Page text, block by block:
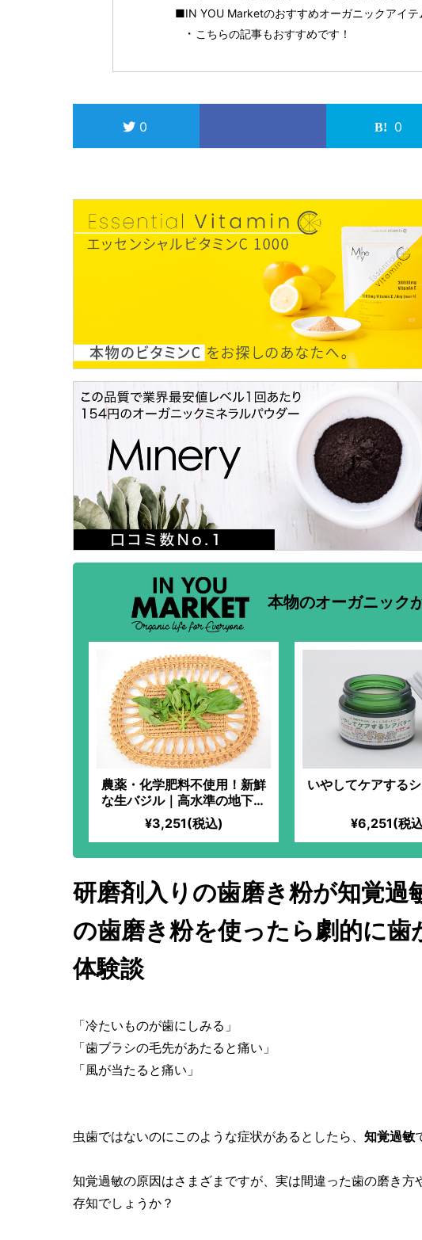
■IN YOU Marketのおすすめオーガニックアイテ
こちらの記事もおすすめです！
0 0
本物のオーガニック
農薬・化学肥料不使用！新鮮
な生バジル｜高水準の地下水
を使用！ハーブ初心者でも気
軽に楽しめる、アレンジ自在
と大活躍！
¥3,251(税込)
いやしてケアする
¥6,251(税
研磨剤入りの歯磨き粉が知覚過
の歯磨き粉を使ったら劇的に
体験談
「冷たいものが歯にしみる」
「歯ブラシの毛先があたると痛い」
「風が当たると痛い」
虫歯ではないのにこのような症状があるとしたら、 知覚過敏
知覚過敏の原因はさまざまですが、実は間違った歯の磨き
存知でしょうか？